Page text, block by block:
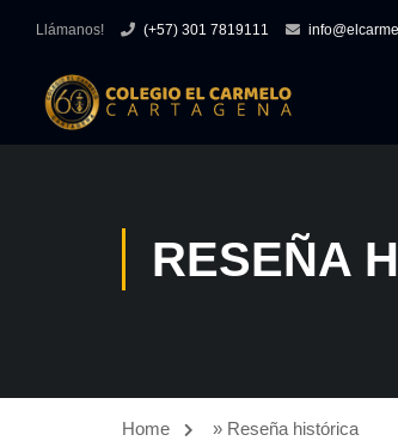
Llámanos! (+57) 301 7819111
RESEÑA
Home » Reseña histórica